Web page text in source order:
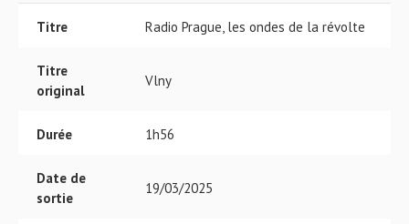
Titre Radio Prague, les ondes de la révolte
Titre
original
Vlny
Durée 1h56
Date de
sortie
19/03/2025